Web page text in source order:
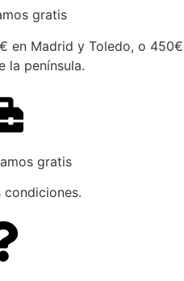
gratis
en Madrid y Toledo, o 450€
la península.
gratis
condiciones.